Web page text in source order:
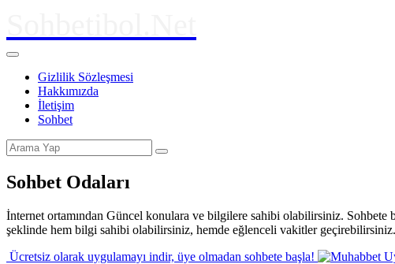
Gizlilik Sözleşmesi
Hakkımızda
İletişim
Sohbet
Sohbet Odaları
İnternet ortamından Güncel konulara ve bilgilere sahibi olabilirsiniz.
şeklinde hem bilgi sahibi olabilirsiniz, hemde eğlenceli vakitler
Ücretsiz olarak uygulamayı indir, üye olmadan sohbete başla!